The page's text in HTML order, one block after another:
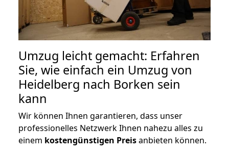
Umzug leicht gemacht: Erfahren
Sie, wie einfach ein Umzug von
Heidelberg nach Borken sein
kann
Wir können Ihnen garantieren, dass unser
professionelles Netzwerk Ihnen nahezu alles zu
einem kostengünstigen Preisanbieten können.